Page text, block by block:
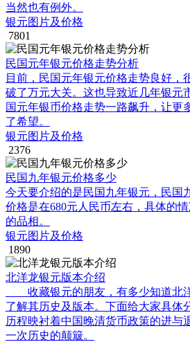
当然也有例外。
银元图片及价格
7801
民国元年银元价格走势分析
目前，民国元年银元价格走势良好，
破了万元大关。这也导致近几年银元
国元年银币价格走势一路飙升，让更
了希望。
银元图片及价格
2376
民国九年银元价格多少
今天要介绍的是民国九年银元，民国
价格是在680元人民币左右，具体的
的品相。
银元图片及价格
1890
北洋龙银元版本介绍
收藏银元的朋友，有多少知道北
了解其历史及版本。下面给大家具
历程映衬着中国晚清货币政策的进与
一次历史的颠簸。